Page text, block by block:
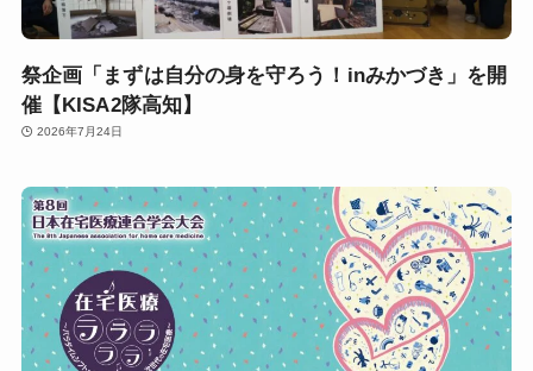
祭企画「まずは自分の身を守ろう！inみかづき」を開
催【KISA2隊高知】
2026年7月24日